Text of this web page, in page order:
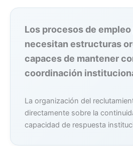
Los procesos de
necesitan estructuras
capaces de mantener
coordinación
La organización del
directamente sobre la
capacidad de respuesta